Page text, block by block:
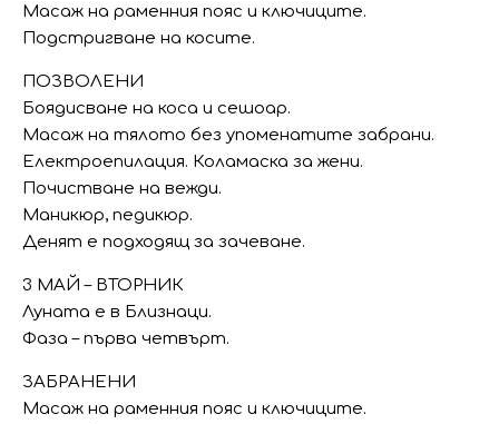
Масаж на раменния пояс и ключиците.
Подстригване на косите.
ПОЗВОЛЕНИ
Боядисване на коса и сешоар.
Масаж на тялото без упоменатите забрани.
Електроепилация. Коламаска за жени.
Почистване на вежди.
Маникюр, педикюр.
Денят е подходящ за зачеване.
3 МАЙ – ВТОРНИК
Луната е в Близнаци.
Фаза – първа четвърт.
ЗАБРАНЕНИ
Масаж на раменния пояс и ключиците.